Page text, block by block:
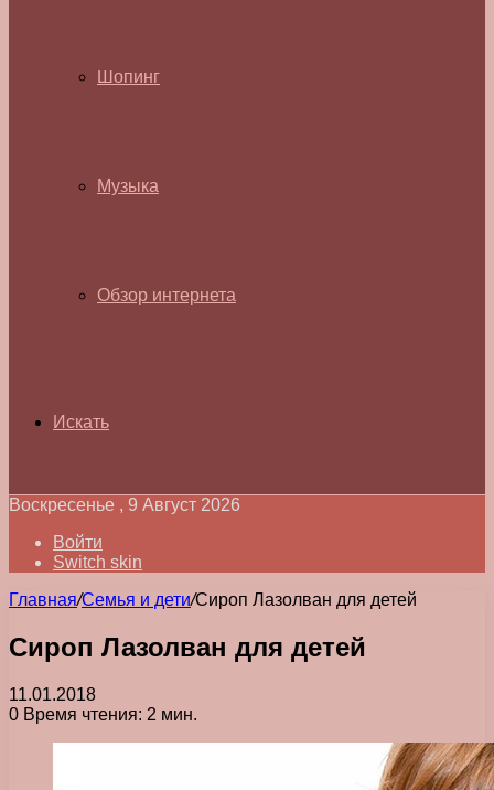
Шопинг
Музыка
Обзор интернета
Искать
Воскресенье , 9 Август 2026
Войти
Switch skin
Главная/Семья и дети/Сироп Лазолван для детей
Сироп Лазолван для детей
11.01.2018
0 Время чтения: 2 мин.